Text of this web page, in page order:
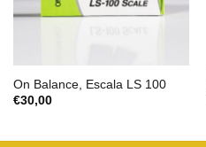
On Balance, Escala LS 100
€30,00